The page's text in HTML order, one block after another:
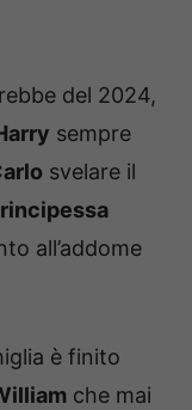
del 2024,
sempre
svelare il
all’addome
è finito
che mai